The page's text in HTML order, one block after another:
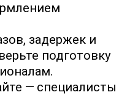
задержек и
подготовку
— специалисты